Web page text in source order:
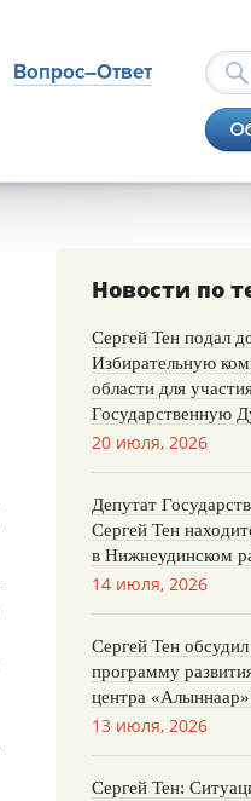
Вопрос–Ответ
Новости по
Сергей Тен подал
Избирательную
области для
Государственную
20 июля, 2026
Депутат
Сергей Тен
в Нижнеудинском
14 июля, 2026
Сергей Тен
программу
центра
13 июля, 2026
Сергей Тен: